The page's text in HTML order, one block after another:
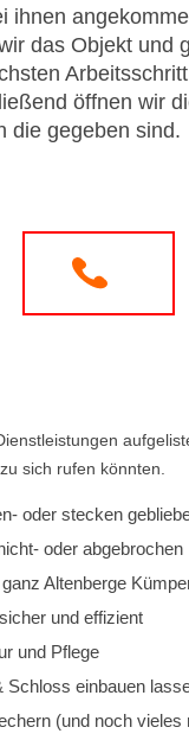
ihnen
das Objekt und
öffnen wir
die gegeben sind.
sich rufen könnten.
oder stecken
oder abgebrochen
Altenberge
und effizient
und Pflege
Schloss einbauen
(und noch